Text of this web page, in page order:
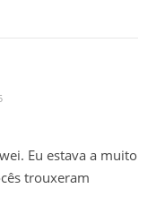
Eu estava a muito
trouxeram